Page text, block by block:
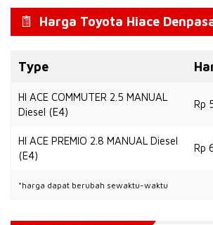
Harga Toyota Hiace
Type
HI ACE COMMUTER 2.5 MANUAL
Diesel (E4)
Rp
HI ACE PREMIO 2.8 MANUAL Diesel
(E4)
Rp
*harga dapat berubah sewaktu-waktu